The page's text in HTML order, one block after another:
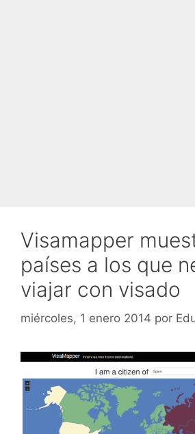
Visamapper
países a los que
viajar con visado
miércoles, 1 enero 2014 por